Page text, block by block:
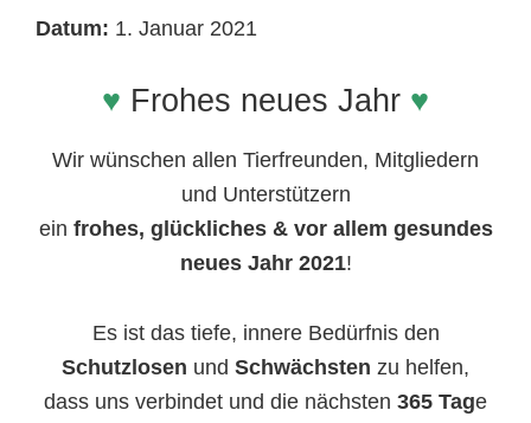
Datum: 1. Januar 2021
♥ Frohes neues Jahr ♥
Wir wünschen allen Tierfreunden, Mitgliedern
und Unterstützern
ein frohes, glückliches & vor allem gesundes
neues Jahr 2021!
Es ist das tiefe, innere Bedürfnis den
Schutzlosen und Schwächsten zu helfen,
dass uns verbindet und die nächsten 365 Tage